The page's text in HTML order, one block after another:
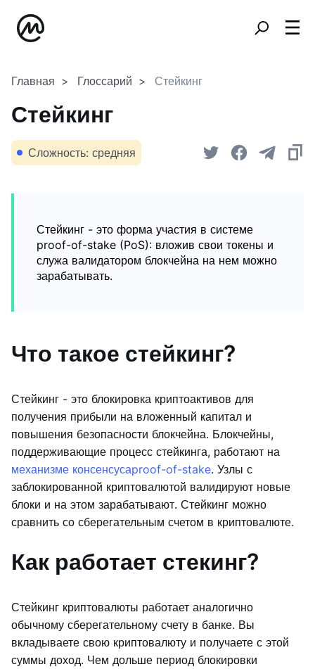
Главная Глоссарий Стейкинг
Стейкинг
Сложность: средняя
Стейкинг - это форма участия в системе
proof-of-stake (PoS): вложив свои токены и
служа валидатором блокчейна на нем можно
зарабатывать.
Что такое стейкинг?
Стейкинг - это блокировка криптоактивов для
получения прибыли на вложенный капитал и
повышения безопасности блокчейна. Блокчейны,
поддерживающие процесс стейкинга, работают на
механизме консенсусаproof-of-stake. Узлы с
заблокированной криптовалютой валидируют новые
блоки и на этом зарабатывают. Стейкинг можно
сравнить со сберегательным счетом в криптовалюте.
Как работает стекинг?
Стейкинг криптовалюты работает аналогично
обычному сберегательному счету в банке. Вы
вкладываете свою криптовалюту и получаете с этой
суммы доход. Чем дольше период блокировки